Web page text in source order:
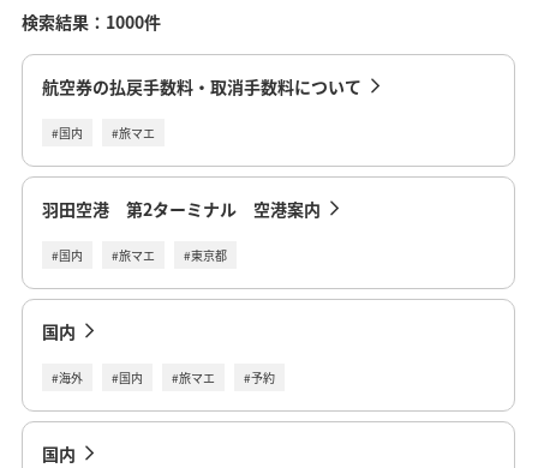
検索結果：1000件
航空券の払戻手数料・取消手数料について
#国内 #旅マエ
羽田空港 第2ターミナル 空港案内
#国内 #旅マエ #東京都
国内
#海外 #国内 #旅マエ #予約
国内